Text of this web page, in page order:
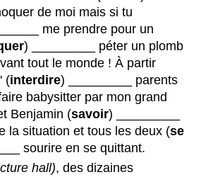
de moi mais si tu
me prendre pour un
) _________ péter un plomb
tout le monde ! À partir
(interdire) _________ parents
babysitter par mon grand
Benjamin (savoir) _________
la situation et tous les deux (se
sourire en se quittant.
hall), des dizaines